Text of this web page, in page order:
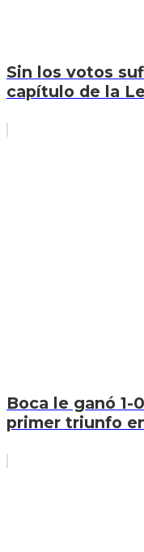
Sin los votos
capítulo de la
Boca le ganó 1-
primer triunfo